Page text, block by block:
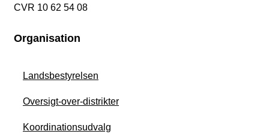
CVR 10 62 54 08
Organisation
Landsbestyrelsen
Oversigt-over-distrikter
Koordinationsudvalg